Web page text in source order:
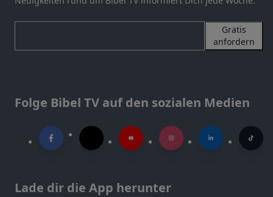
Gratis
anfordern
Folge Bibel TV auf den sozialen Medien
Lade dir die App herunter